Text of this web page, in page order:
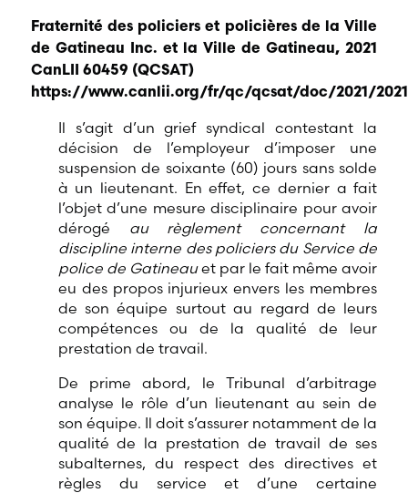
Fraternité des policiers et policières de la Ville
de Gatineau Inc. et la Ville de Gatineau, 2021
CanLII 60459 (QCSAT)
https://www.canlii.org/fr/qc/qcsat/doc/2021/
Il s’agit d’un grief syndical contestant la
décision de l’employeur d’imposer une
suspension de soixante (60) jours sans solde
à un lieutenant. En effet, ce dernier a fait
l’objet d’une mesure disciplinaire pour avoir
dérogé au règlement concernant la
discipline interne des policiers du Service de
police de Gatineauet par le fait même avoir
eu des propos injurieux envers les membres
de son équipe surtout au regard de leurs
compétences ou de la qualité de leur
prestation de travail.
De prime abord, le Tribunal d’arbitrage
analyse le rôle d’un lieutenant au sein de
son équipe. Il doit s’assurer notamment de la
qualité de la prestation de travail de ses
subalternes, du respect des directives et
règles du service et d’une certaine